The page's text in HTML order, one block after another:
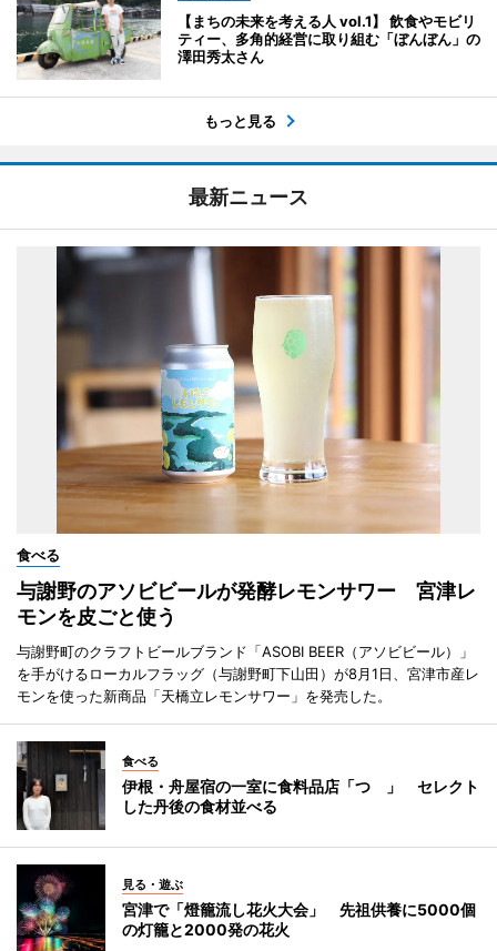
【まちの未来を考える人 vol.1】 飲食やモビリ
ティー、多角的経営に取り組む「ぼんぼん」の
澤田秀太さん
もっと見る
最新ニュース
食べる
与謝野のアソビビールが発酵レモンサワー 宮津レ
モンを皮ごと使う
与謝野町のクラフトビールブランド「ASOBI BEER（アソビビール）」
を手がけるローカルフラッグ（与謝野町下山田）が8月1日、宮津市産レ
モンを使った新商品「天橋立レモンサワー」を発売した。
食べる
伊根・舟屋宿の一室に食料品店「つゝ」 セレクト
した丹後の食材並べる
見る・遊ぶ
宮津で「燈籠流し花火大会」 先祖供養に5000個
の灯籠と2000発の花火